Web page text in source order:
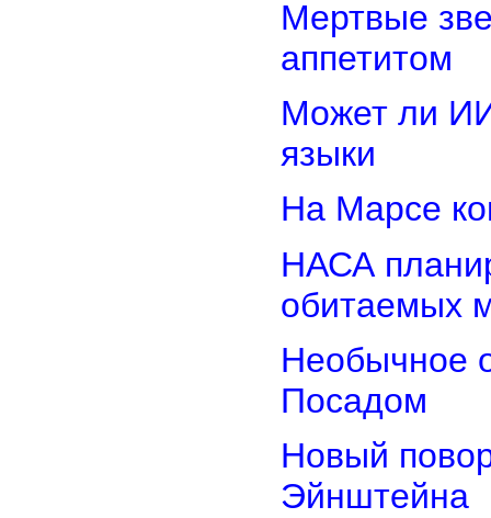
Мертвые
аппетитом
Может ли
языки
На Марсе
НАСА
обитаемых
Необычное
Посадом
Новый
Эйнштейна